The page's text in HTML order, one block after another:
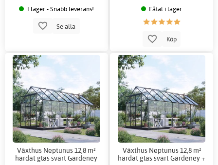
I lager - Snabb leverans!
Se alla
Fåtal i lager
Köp
Växthus Neptunus 12,8 m²
härdat glas svart Gardeney
Växthus Neptunus 12,8 m²
härdat glas svart Gardeney +